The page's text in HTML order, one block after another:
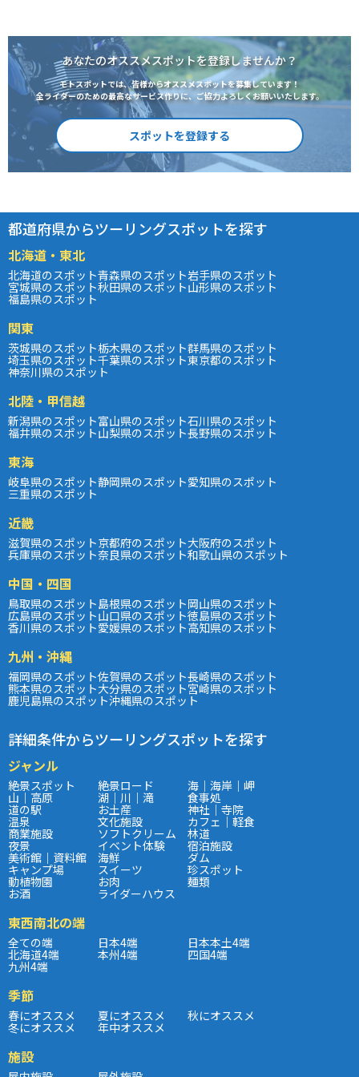
あなたのオススメスポットを登録しませんか？
モトスポットでは、皆様からオススメスポットを募集しています！
全ライダーのための最高なサービス作りに、ご協力よろしくお願いいたします。
スポットを登録する
都道府県からツーリングスポットを探す
北海道・東北
北海道のスポット青森県のスポット岩手県のスポット
宮城県のスポット秋田県のスポット山形県のスポット
福島県のスポット
関東
茨城県のスポット栃木県のスポット群馬県のスポット
埼玉県のスポット千葉県のスポット東京都のスポット
神奈川県のスポット
北陸・甲信越
新潟県のスポット富山県のスポット石川県のスポット
福井県のスポット山梨県のスポット長野県のスポット
東海
岐阜県のスポット静岡県のスポット愛知県のスポット
三重県のスポット
近畿
滋賀県のスポット京都府のスポット大阪府のスポット
兵庫県のスポット奈良県のスポット和歌山県のスポット
中国・四国
鳥取県のスポット島根県のスポット岡山県のスポット
広島県のスポット山口県のスポット徳島県のスポット
香川県のスポット愛媛県のスポット高知県のスポット
九州・沖縄
福岡県のスポット佐賀県のスポット長崎県のスポット
熊本県のスポット大分県のスポット宮崎県のスポット
鹿児島県のスポット沖縄県のスポット
詳細条件からツーリングスポットを探す
ジャンル
絶景スポット 絶景ロード 海｜海岸｜岬
山｜高原 湖｜川｜滝 食事処
道の駅 お土産 神社｜寺院
温泉 文化施設 カフェ｜軽食
商業施設 ソフトクリーム 林道
夜景 イベント体験 宿泊施設
美術館｜資料館 海鮮 ダム
キャンプ場 スイーツ 珍スポット
動植物園 お肉 麺類
お酒 ライダーハウス
東西南北の端
全ての端 日本4端 日本本土4端
北海道4端 本州4端 四国4端
九州4端
季節
春にオススメ 夏にオススメ 秋にオススメ
冬にオススメ 年中オススメ
施設